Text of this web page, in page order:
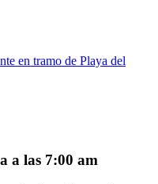
en tramo de Playa del
a las 7:00 am